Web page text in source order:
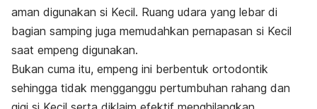
aman digunakan si Kecil. Ruang udara yang lebar di
bagian samping juga memudahkan pernapasan si Kecil
saat empeng digunakan.
Bukan cuma itu, empeng ini berbentuk ortodontik
sehingga tidak mengganggu pertumbuhan rahang dan